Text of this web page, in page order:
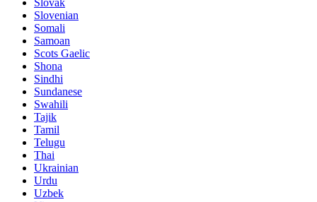
Slovenian
Somali
Samoan
Scots Gaelic
Shona
Sindhi
Sundanese
Swahili
Tajik
Tamil
Telugu
Thai
Ukrainian
Urdu
Uzbek